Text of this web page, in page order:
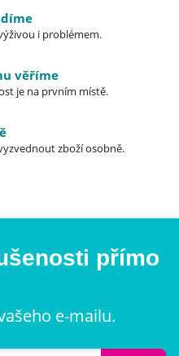
i problémem.
věříme
je na prvním místě.
zboží osobně.
přímo
e-mailu.